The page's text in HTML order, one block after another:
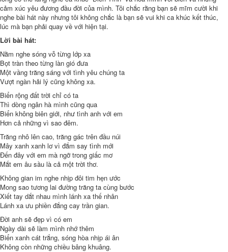
cảm xúc yêu đương đầu đời của mình. Tôi chắc rằng bạn sẽ mĩm cười khi
nghe bài hát này nhưng tôi không chắc là bạn sẽ vui khi ca khúc kết thúc,
lúc mà bạn phải quay về với hiện tại.
Lời bài hát:
Nằm nghe sóng vỗ từng lớp xa
Bọt tràn theo từng làn gió đưa
Một vầng trăng sáng với tình yêu chúng ta
Vượt ngàn hải lý cũng không xa.
Biển rộng đất trời chỉ có ta
Thì dòng ngân hà mình cũng qua
Biển không biên giới, như tình anh với em
Hơn cả những vì sao đêm.
Trăng nhô lên cao, trăng gác trên đầu núi
Mây xanh xanh lơ vì đắm say tình mới
Đến đây với em mà ngỡ trong giấc mơ
Mắt em âu sầu là cả một trời thơ.
Không gian im nghe nhịp đôi tim hẹn ước
Mong sao tương lai đường trăng ta cùng bước
Xiết tay dắt nhau mình lánh xa thế nhân
Lánh xa ưu phiền đắng cay trần gian.
Đời anh sẽ đẹp vì có em
Ngày dài sẽ làm mình nhớ thêm
Biển xanh cát trắng, sóng hòa nhịp ái ân
Không còn những chiều bâng khuâng.